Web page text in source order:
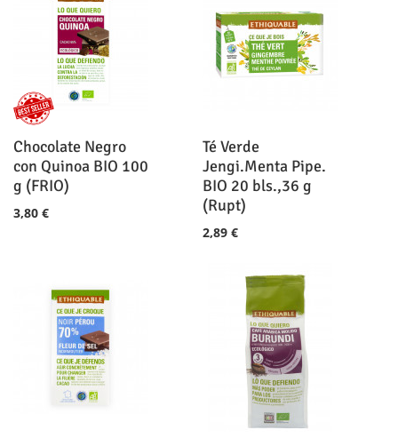
Chocolate Negro
con Quinoa BIO 100
g (FRIO)
3,80 €
Té Verde
Jengi.Menta Pipe.
BIO 20 bls.,36 g
(Rupt)
2,89 €